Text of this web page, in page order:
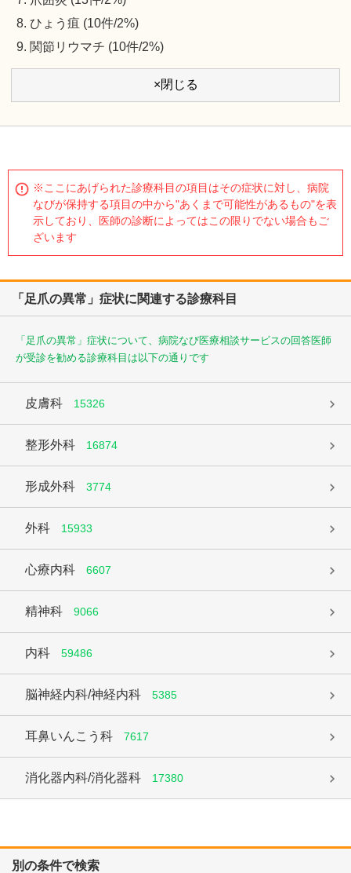
ひょう疽 (10件/2%)
関節リウマチ (10件/2%)
×閉じる
※ここにあげられた診療科目の項目はその症状に対し、病院
なびが保持する項目の中から"あくまで可能性があるもの"を表
示しており、医師の診断によってはこの限りでない場合もご
ざいます
「足爪の異常」症状に関連する診療科目
「足爪の異常」症状について、病院なび医療相談サービスの回答医師
が受診を勧める診療科目は以下の通りです
皮膚科 15326
整形外科 16874
形成外科 3774
外科 15933
心療内科 6607
精神科 9066
内科 59486
脳神経内科/神経内科 5385
耳鼻いんこう科 7617
消化器内科/消化器科 17380
別の条件で検索